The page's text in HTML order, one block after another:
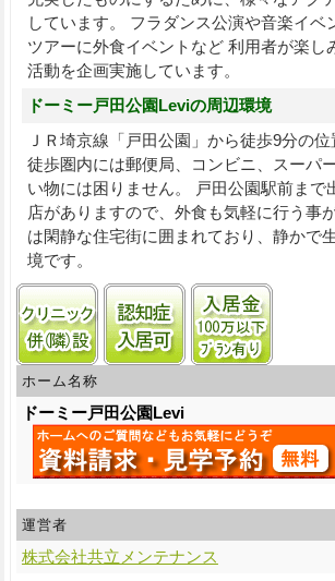
しています。 フラダンス公演や音楽イベ
ツアーに外食イベントなど 利用者が楽し
活動を企画実施しています。
ドーミー戸田公園Leviの周辺環境
ＪＲ埼京線「戸田公園」から徒歩9分の位
徒歩圏内には郵便局、コンビニ、スーパ
い物には困りません。 戸田公園駅前まで
店がありますので、外食も気軽に行う事
は閑静な住宅街に囲まれており、静かで
境です。
クリニック併(隣)接認知症受け入れ可
入居金
ホーム名称
ドーミー戸田公園Levi
運営者
株式会社共立メンテナンス